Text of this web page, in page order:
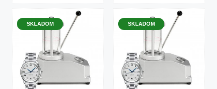
SKLADOM SKLADOM